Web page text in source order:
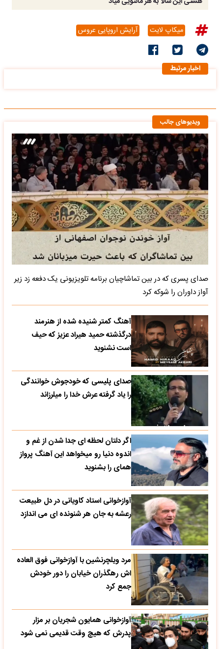
میکاپ لایت آرایش اروپایی عروس
اخبار مرتبط
ویدیوهای جالب
صدای پسری که در بین تماشاچیان برنامه تلویزیونی یک دفعه زد زیر
آواز داوران را شوکه کرد
آهنگ کمتر شنیده شده از هنرمند
درگذشته حمید هیراد عزیز که حیف
است نشنوید
صدای پلیسی که خودجوش خوانندگی
را یاد گرفته عرش خدا را میلرزاند
اگر دلتان لحظه ای جدا شدن از غم و
اندوه دنیا رو میخواهد این آهنگ پرواز
همای را بشنوید
آوازخوانی استاد کاویانی در دل طبیعت
رعشه به جان هر شنونده ای می اندازد
مرد ویلچرنشین با آوازخوانی فوق العاده
اش رهگذران خیابان را دور خودش
جمع کرد
آوازخوانی همایون شجریان بر مزار
پدرش که هیچ وقت قدیمی نمی شود